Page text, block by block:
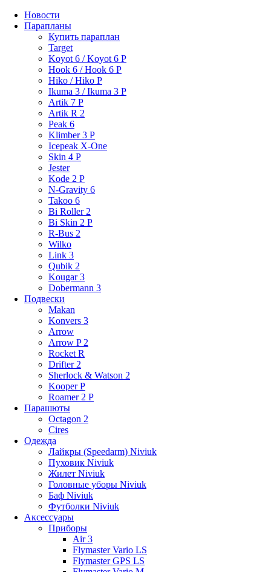
Новости
Парапланы
Купить параплан
Target
Koyot 6 / Koyot 6 P
Hook 6 / Hook 6 P
Hiko / Hiko P
Ikuma 3 / Ikuma 3 P
Artik 7 P
Artik R 2
Peak 6
Klimber 3 P
Icepeak X-One
Skin 4 P
Jester
Kode 2 P
N-Gravity 6
Takoo 6
Bi Roller 2
Bi Skin 2 P
R-Bus 2
Wilko
Link 3
Qubik 2
Kougar 3
Dobermann 3
Подвески
Makan
Konvers 3
Arrow
Arrow P 2
Rocket R
Drifter 2
Sherlock & Watson 2
Kooper P
Roamer 2 P
Парашюты
Octagon 2
Cires
Одежда
Лайкры (Speedarm) Niviuk
Пуховик Niviuk
Жилет Niviuk
Головные уборы Niviuk
Баф Niviuk
Футболки Niviuk
Аксессуары
Приборы
Air 3
Flymaster Vario LS
Flymaster GPS LS